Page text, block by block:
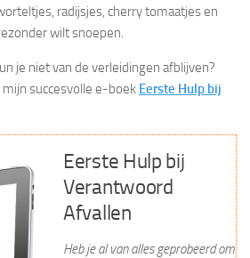
radijsjes, cherry tomaatjes en
wilt snoepen.
je niet van de verleidingen afblijven?
succesvolle e-boek Eerste Hulp bij
Eerste Hulp bij
Verantwoord
Afvallen
Heb je al van alles geprobeerd om